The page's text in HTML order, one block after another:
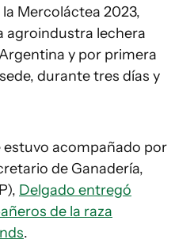
Mercoláctea 2023,
agroindustra lechera
y por primera
durante tres días y
estuvo acompañado por
de Ganadería,
Delgado entregó
de la raza
.